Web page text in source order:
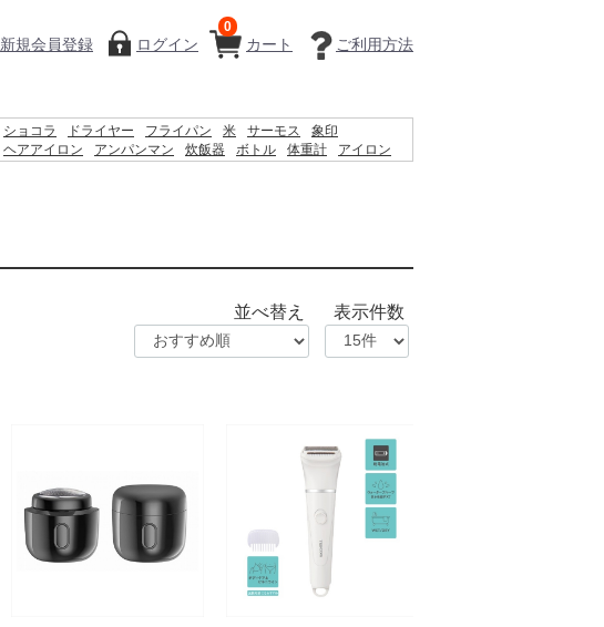
カート
0
ご利用方法
新規会員登録 ログイン
ショコラ ドライヤー フライパン 米 サーモス
象印
ヘアアイロン
アンパンマン 炊飯器 ボトル 体重計
アイロン
並べ替え 表示件数